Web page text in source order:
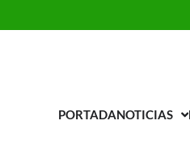
PORTADANOTICIAS